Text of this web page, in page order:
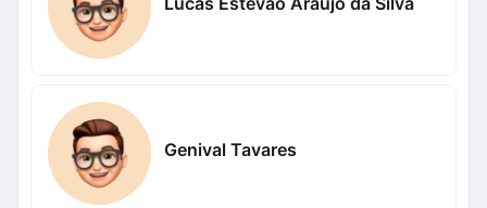
Genival Tavares